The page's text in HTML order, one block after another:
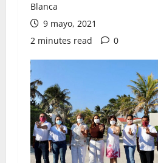
Blanca
9 mayo, 2021
2 minutes read
0